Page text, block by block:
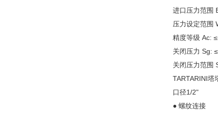
进口压力范围
压力设定范围
精度等级 Ac:
关闭压力 Sg:
关闭压力范围
TARTARINI塔
口径1/2"
● 螺纹连接